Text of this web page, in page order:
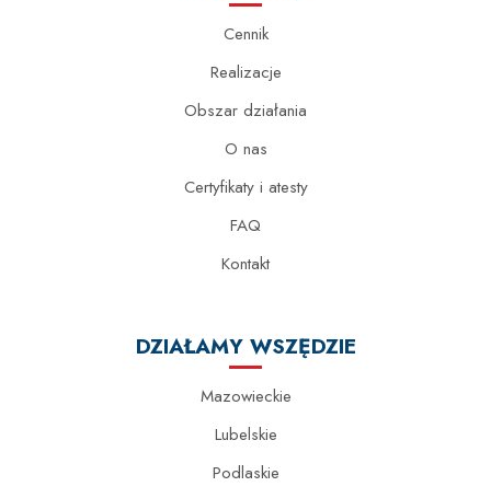
Cennik
Realizacje
Obszar działania
O nas
Certyfikaty i atesty
FAQ
Kontakt
DZIAŁAMY WSZĘDZIE
Mazowieckie
Lubelskie
Podlaskie